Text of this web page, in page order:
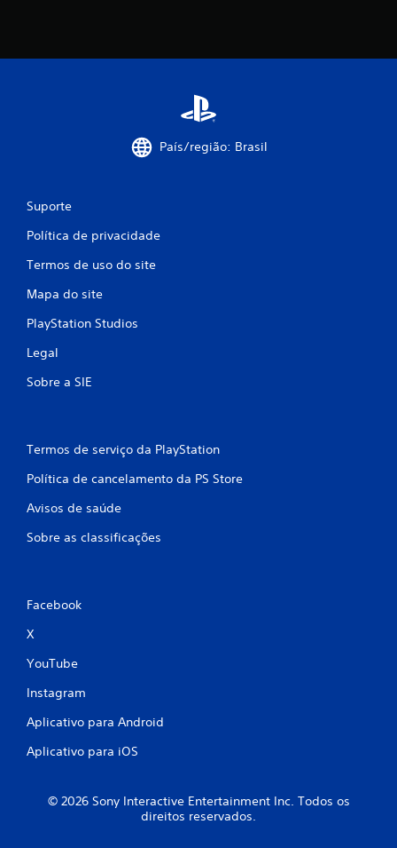
País/região: Brasil
Suporte
Política de privacidade
Termos de uso do site
Mapa do site
PlayStation Studios
Legal
Sobre a SIE
Termos de serviço da PlayStation
Política de cancelamento da PS Store
Avisos de saúde
Sobre as classificações
Facebook
X
YouTube
Instagram
Aplicativo para Android
Aplicativo para iOS
© 2026 Sony Interactive Entertainment Inc. Todos os
direitos reservados.